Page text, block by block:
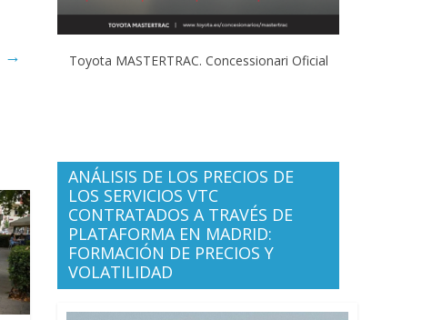
→ Toyota MASTERTRAC. Concessionari Oficial
ANÁLISIS DE LOS PRECIOS DE
LOS SERVICIOS VTC
CONTRATADOS A TRAVÉS DE
PLATAFORMA EN MADRID:
FORMACIÓN DE PRECIOS Y
VOLATILIDAD